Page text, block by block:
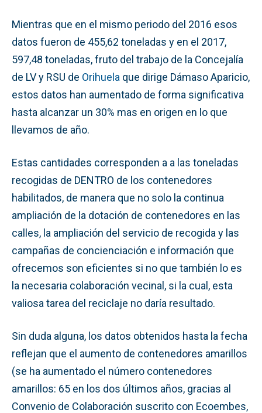
Mientras que en el mismo periodo del 2016 esos
datos fueron de 455,62 toneladas y en el 2017,
597,48 toneladas, fruto del trabajo de la Concejalía
de LV y RSU de Orihuela que dirige Dámaso Aparicio,
estos datos han aumentado de forma significativa
hasta alcanzar un 30% mas en origen en lo que
llevamos de año.
Estas cantidades corresponden a a las toneladas
recogidas de DENTRO de los contenedores
habilitados, de manera que no solo la continua
ampliación de la dotación de contenedores en las
calles, la ampliación del servicio de recogida y las
campañas de concienciación e información que
ofrecemos son eficientes si no que también lo es
la necesaria colaboración vecinal, si la cual, esta
valiosa tarea del reciclaje no daría resultado.
Sin duda alguna, los datos obtenidos hasta la fecha
reflejan que el aumento de contenedores amarillos
(se ha aumentado el número contenedores
amarillos: 65 en los dos últimos años, gracias al
Convenio de Colaboración suscrito con Ecoembes,